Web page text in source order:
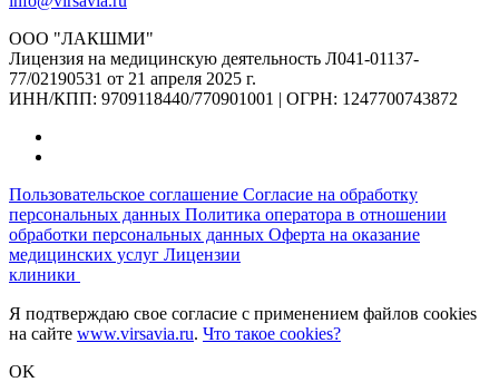
ООО "ЛАКШМИ"
Лицензия на медицинскую деятельность Л041-01137-
77/02190531 от 21 апреля 2025 г.
ИНН/КПП: 9709118440/770901001 | ОГРН: 1247700743872
Пользовательское соглашение Согласие на обработку
персональных данных Политика оператора в отношении
обработки персональных данных Оферта на оказание
медицинских услуг Лицензии
клиники
Я подтверждаю свое согласие с применением файлов cookies
на сайте www.virsavia.ru. Что такое cookies?
OK